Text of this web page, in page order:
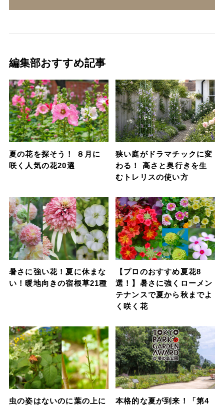
編集部おすすめ記事
夏の花を探そう！ ８月に
咲く人気の花20選
狭い庭がドラマチックに変
わる！ 高さと奥行きを生
むトレリスの使い方
暑さに強い花！夏に休まな
い！暖地向きの宿根草21種
【プロのおすすめ夏花8
選！】暑さに強くローメン
テナンスで夏から秋までよ
く咲く花
虫の姿はないのに葉の上に
本格的な夏が到来！「第4